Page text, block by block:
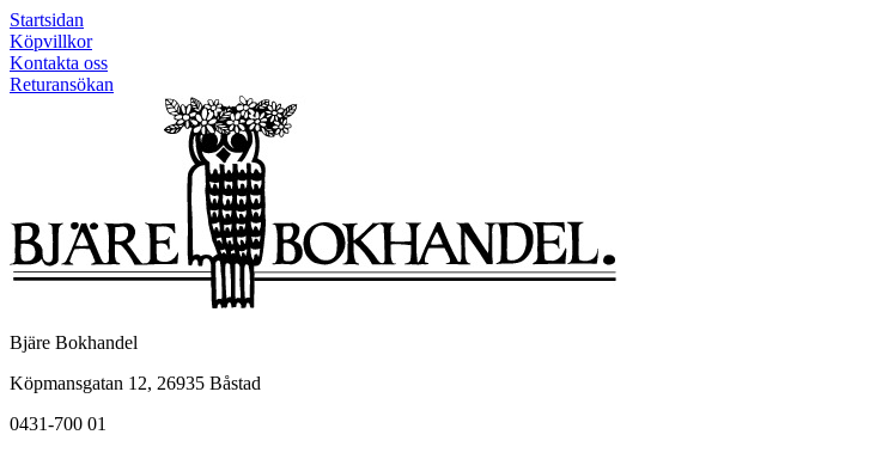
Startsidan
Köpvillkor
Kontakta oss
Returansökan
Bjäre Bokhandel
Köpmansgatan 12, 26935 Båstad
0431-700 01